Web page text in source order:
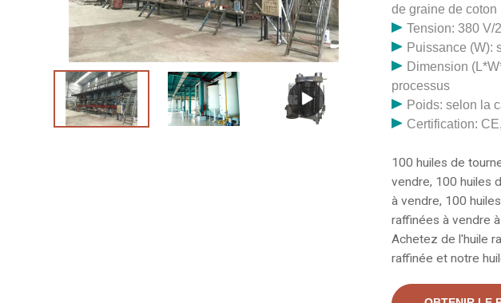
de graine de coton
Tension: 380 V/
Puissance (W):
Dimension
processus
Poids: selon la
Certification:
100 huiles de
vendre, 100 huiles
à vendre, 100
raffinées à vendre
Achetez de l'huile
raffinée et notre
jaune clair